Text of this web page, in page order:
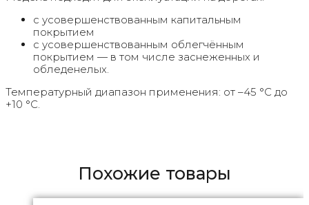
с усовершенствованным капитальным
покрытием
с усовершенствованным облегчённым
покрытием — в том числе заснеженных и
обледенелых.
Температурный диапазон применения: от –45 °C до
+10 °C.
Похожие товары